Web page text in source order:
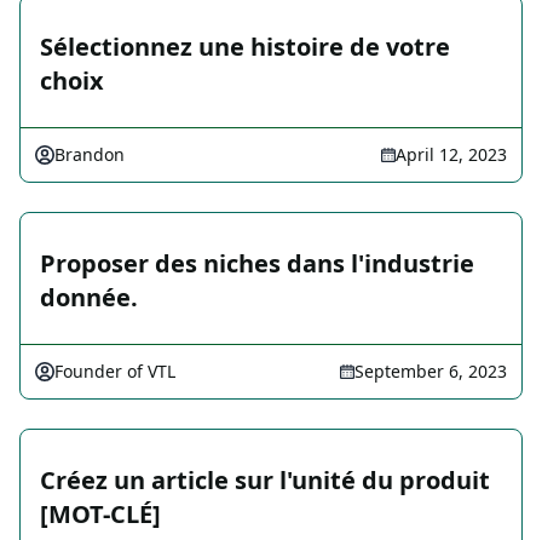
Sélectionnez une histoire de votre
choix
Brandon April 12, 2023
Proposer des niches dans l'industrie
donnée.
Founder of VTL September 6, 2023
Créez un article sur l'unité du produit
[MOT-CLÉ]